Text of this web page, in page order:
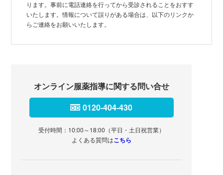
ります。事前に電話連絡を行ってから受診されることをおすす
いたします。情報について誤りがある場合は、以下のリンクか
らご連絡をお願いいたします。
オンライン服薬指導に関する問い合せ
0120-404-430
受付時間：10:00～18:00（平日・土日祝営業）
よくある質問はこちら